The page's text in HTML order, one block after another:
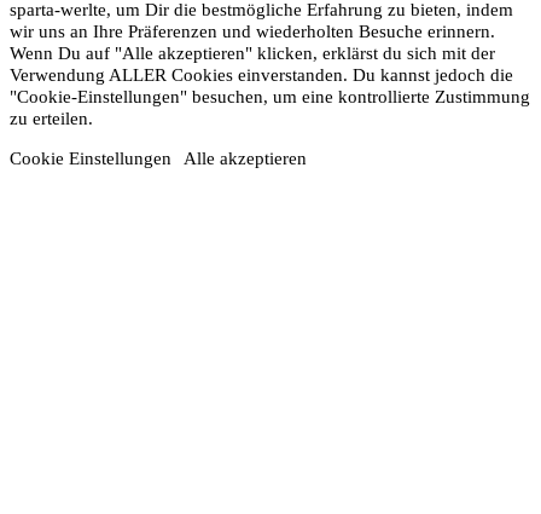
sparta-werlte, um Dir die bestmögliche Erfahrung zu bieten, indem
wir uns an Ihre Präferenzen und wiederholten Besuche erinnern.
Wenn Du auf "Alle akzeptieren" klicken, erklärst du sich mit der
Verwendung ALLER Cookies einverstanden. Du kannst jedoch die
"Cookie-Einstellungen" besuchen, um eine kontrollierte Zustimmung
zu erteilen.
Cookie Einstellungen Alle akzeptieren